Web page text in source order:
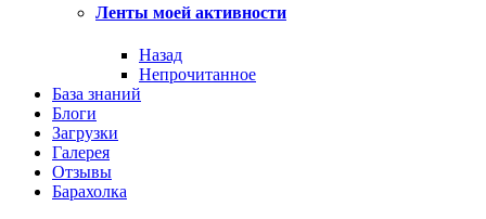
Ленты моей активности
Назад
Непрочитанное
База знаний
Блоги
Загрузки
Галерея
Отзывы
Барахолка